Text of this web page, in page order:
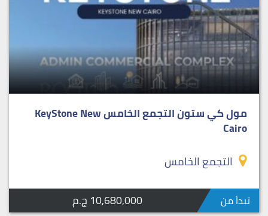
مول كي ستون التجمع الخامس KeyStone New
Cairo
التجمع الخامس
تبدأ من 10,680,000 ج.م